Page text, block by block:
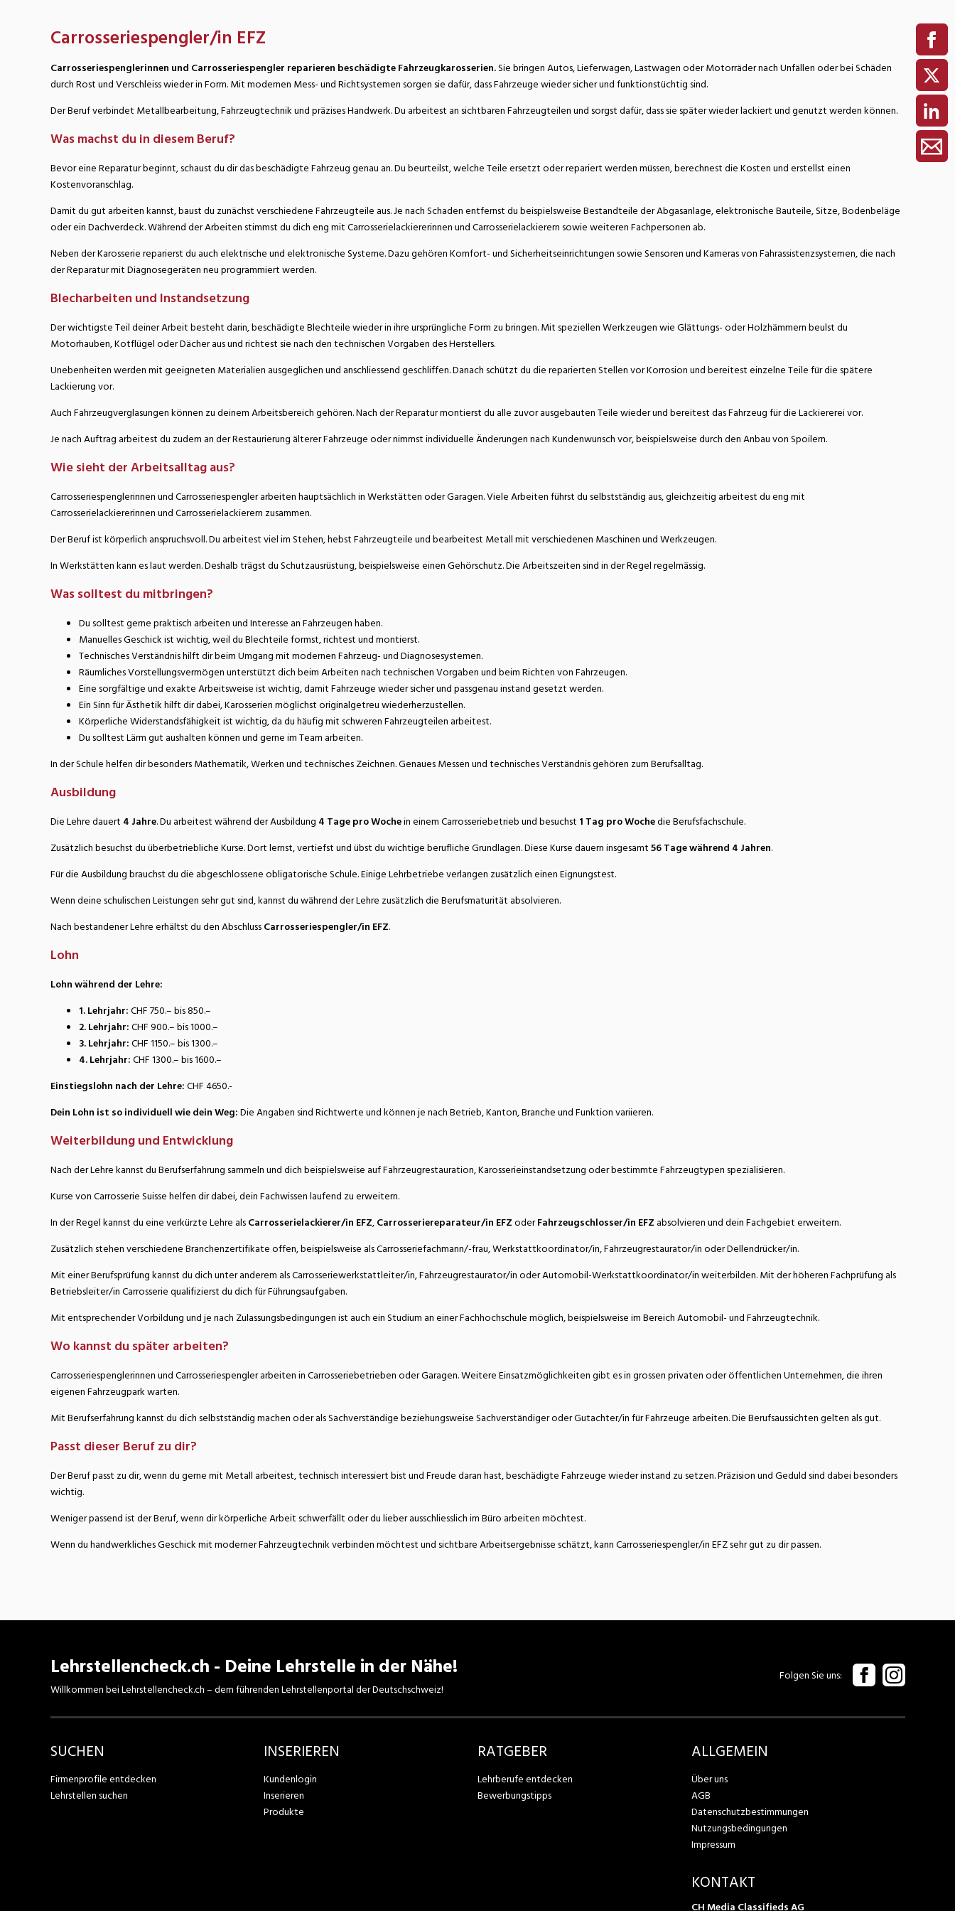
Wirtschaft/Verwaltung
Carrosseriespengler/in EFZ
Carrosseriespenglerinnen und Carrosseriespengler reparieren beschädigte Fahrzeugkarosserien.Sie bringen Autos, Lieferwagen, Lastwagen oder Motorräder nach Unfällen oder bei Schäden
durch Rost und Verschleiss wieder in Form. Mit modernen Mess- und Richtsystemen sorgen sie dafür, dass Fahrzeuge wieder sicher und funktionstüchtig sind.
Der Beruf verbindet Metallbearbeitung, Fahrzeugtechnik und präzises Handwerk. Du arbeitest an sichtbaren Fahrzeugteilen und sorgst dafür, dass sie später wieder lackiert und genutzt werden können.
Was machst du in diesem Beruf?
Bevor eine Reparatur beginnt, schaust du dir das beschädigte Fahrzeug genau an. Du beurteilst, welche Teile ersetzt oder repariert werden müssen, berechnest die Kosten und erstellst einen
Kostenvoranschlag.
Damit du gut arbeiten kannst, baust du zunächst verschiedene Fahrzeugteile aus. Je nach Schaden entfernst du beispielsweise Bestandteile der Abgasanlage, elektronische Bauteile, Sitze, Bodenbeläge
oder ein Dachverdeck. Während der Arbeiten stimmst du dich eng mit Carrosserielackiererinnen und Carrosserielackierern sowie weiteren Fachpersonen ab.
Neben der Karosserie reparierst du auch elektrische und elektronische Systeme. Dazu gehören Komfort- und Sicherheitseinrichtungen sowie Sensoren und Kameras von Fahrassistenzsystemen, die nach
der Reparatur mit Diagnosegeräten neu programmiert werden.
Blecharbeiten und Instandsetzung
Der wichtigste Teil deiner Arbeit besteht darin, beschädigte Blechteile wieder in ihre ursprüngliche Form zu bringen. Mit speziellen Werkzeugen wie Glättungs- oder Holzhämmern beulst du
Motorhauben, Kotflügel oder Dächer aus und richtest sie nach den technischen Vorgaben des Herstellers.
Unebenheiten werden mit geeigneten Materialien ausgeglichen und anschliessend geschliffen. Danach schützt du die reparierten Stellen vor Korrosion und bereitest einzelne Teile für die spätere
Lackierung vor.
Auch Fahrzeugverglasungen können zu deinem Arbeitsbereich gehören. Nach der Reparatur montierst du alle zuvor ausgebauten Teile wieder und bereitest das Fahrzeug für die Lackiererei vor.
Je nach Auftrag arbeitest du zudem an der Restaurierung älterer Fahrzeuge oder nimmst individuelle Änderungen nach Kundenwunsch vor, beispielsweise durch den Anbau von Spoilern.
Wie sieht der Arbeitsalltag aus?
Carrosseriespenglerinnen und Carrosseriespengler arbeiten hauptsächlich in Werkstätten oder Garagen. Viele Arbeiten führst du selbstständig aus, gleichzeitig arbeitest du eng mit
Carrosserielackiererinnen und Carrosserielackierern zusammen.
Der Beruf ist körperlich anspruchsvoll. Du arbeitest viel im Stehen, hebst Fahrzeugteile und bearbeitest Metall mit verschiedenen Maschinen und Werkzeugen.
In Werkstätten kann es laut werden. Deshalb trägst du Schutzausrüstung, beispielsweise einen Gehörschutz. Die Arbeitszeiten sind in der Regel regelmässig.
Was solltest du mitbringen?
Du solltest gerne praktisch arbeiten und Interesse an Fahrzeugen haben.
Manuelles Geschick ist wichtig, weil du Blechteile formst, richtest und montierst.
Technisches Verständnis hilft dir beim Umgang mit modernen Fahrzeug- und Diagnosesystemen.
Räumliches Vorstellungsvermögen unterstützt dich beim Arbeiten nach technischen Vorgaben und beim Richten von Fahrzeugen.
Eine sorgfältige und exakte Arbeitsweise ist wichtig, damit Fahrzeuge wieder sicher und passgenau instand gesetzt werden.
Ein Sinn für Ästhetik hilft dir dabei, Karosserien möglichst originalgetreu wiederherzustellen.
Körperliche Widerstandsfähigkeit ist wichtig, da du häufig mit schweren Fahrzeugteilen arbeitest.
Du solltest Lärm gut aushalten können und gerne im Team arbeiten.
In der Schule helfen dir besonders Mathematik, Werken und technisches Zeichnen. Genaues Messen und technisches Verständnis gehören zum Berufsalltag.
Ausbildung
Die Lehre dauert 4 Jahre. Du arbeitest während der Ausbildung 4 Tage pro Wochein einem Carrosseriebetrieb und besuchst 1 Tag pro Wochedie Berufsfachschule.
Zusätzlich besuchst du überbetriebliche Kurse. Dort lernst, vertiefst und übst du wichtige berufliche Grundlagen. Diese Kurse dauern insgesamt56 Tage während 4 Jahren.
Für die Ausbildung brauchst du die abgeschlossene obligatorische Schule. Einige Lehrbetriebe verlangen zusätzlich einen Eignungstest.
Wenn deine schulischen Leistungen sehr gut sind, kannst du während der Lehre zusätzlich die Berufsmaturität absolvieren.
Nach bestandener Lehre erhältst du den AbschlussCarrosseriespengler/in EFZ.
Lohn
Lohn während der Lehre:
1. Lehrjahr:CHF 750.– bis 850.–
2. Lehrjahr:CHF 900.– bis 1000.–
3. Lehrjahr:CHF 1150.– bis 1300.–
4. Lehrjahr:CHF 1300.– bis 1600.–
Einstiegslohn nach der Lehre:CHF 4650.-
Dein Lohn ist so individuell wie dein Weg:Die Angaben sind Richtwerte und können je nach Betrieb, Kanton, Branche und Funktion variieren.
Weiterbildung und Entwicklung
Nach der Lehre kannst du Berufserfahrung sammeln und dich beispielsweise auf Fahrzeugrestauration, Karosserieinstandsetzung oder bestimmte Fahrzeugtypen spezialisieren.
Kurse von Carrosserie Suisse helfen dir dabei, dein Fachwissen laufend zu erweitern.
In der Regel kannst du eine verkürzte Lehre alsCarrosserielackierer/in EFZ,Carrosseriereparateur/in EFZoderFahrzeugschlosser/in EFZ absolvieren und dein Fachgebiet erweitern.
Zusätzlich stehen verschiedene Branchenzertifikate offen, beispielsweise als Carrosseriefachmann/-frau, Werkstattkoordinator/in, Fahrzeugrestaurator/in oder Dellendrücker/in.
Mit einer Berufsprüfung kannst du dich unter anderem als Carrosseriewerkstattleiter/in, Fahrzeugrestaurator/in oder Automobil-Werkstattkoordinator/in weiterbilden. Mit der höheren Fachprüfung als
Betriebsleiter/in Carrosserie qualifizierst du dich für Führungsaufgaben.
Mit entsprechender Vorbildung und je nach Zulassungsbedingungen ist auch ein Studium an einer Fachhochschule möglich, beispielsweise im Bereich Automobil- und Fahrzeugtechnik.
Wo kannst du später arbeiten?
Carrosseriespenglerinnen und Carrosseriespengler arbeiten in Carrosseriebetrieben oder Garagen. Weitere Einsatzmöglichkeiten gibt es in grossen privaten oder öffentlichen Unternehmen, die ihren
eigenen Fahrzeugpark warten.
Mit Berufserfahrung kannst du dich selbstständig machen oder als Sachverständige beziehungsweise Sachverständiger oder Gutachter/in für Fahrzeuge arbeiten. Die Berufsaussichten gelten als gut.
Passt dieser Beruf zu dir?
Der Beruf passt zu dir, wenn du gerne mit Metall arbeitest, technisch interessiert bist und Freude daran hast, beschädigte Fahrzeuge wieder instand zu setzen. Präzision und Geduld sind dabei besonders
wichtig.
Weniger passend ist der Beruf, wenn dir körperliche Arbeit schwerfällt oder du lieber ausschliesslich im Büro arbeiten möchtest.
Wenn du handwerkliches Geschick mit moderner Fahrzeugtechnik verbinden möchtest und sichtbare Arbeitsergebnisse schätzt, kann Carrosseriespengler/in EFZ sehr gut zu dir passen.
Lehrstellencheck.ch - Deine Lehrstelle in der Nähe!
Willkommen bei Lehrstellencheck.ch – dem führenden Lehrstellenportal der Deutschschweiz!
Folgen Sie uns
SUCHEN
Firmenprofile entdecken
Lehrstellen suchen
INSERIEREN
Kundenlogin
Inserieren
Produkte
RATGEBER
Lehrberufe entdecken
Bewerbungstipps
ALLGEMEIN
Über uns
AGB
Datenschutzbestimmungen
Nutzungsbedingungen
Impressum
KONTAKT
CH Media Classifieds AG